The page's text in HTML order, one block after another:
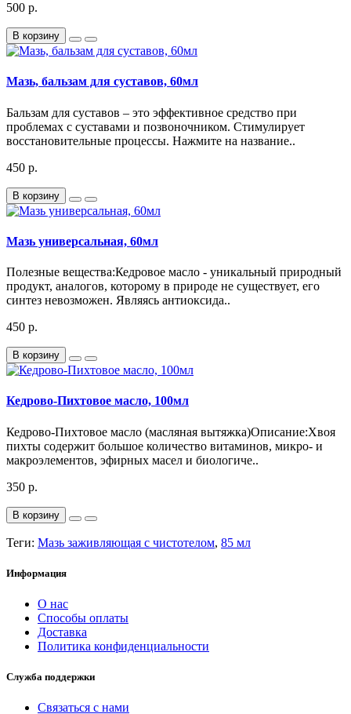
500 р.
В корзину
Мазь, бальзам для суставов, 60мл
Бальзам для суставов – это эффективное средство при
проблемах с суставами и позвоночником. Стимулирует
восстановительные процессы. Нажмите на название..
450 р.
В корзину
Мазь универсальная, 60мл
Полезные вещества:Кедровое масло - уникальный природный
продукт, аналогов, которому в природе не существует, его
синтез невозможен. Являясь антиоксида..
450 р.
В корзину
Кедрово-Пихтовое масло, 100мл
Кедрово-Пихтовое масло (масляная вытяжка)Описание:Хвоя
пихты содержит большое количество витаминов, микро- и
макроэлементов, эфирных масел и биологиче..
350 р.
В корзину
Теги: Мазь заживляющая с чистотелом, 85 мл
Информация
О нас
Способы оплаты
Доставка
Политика конфиденциальности
Служба поддержки
Связаться с нами